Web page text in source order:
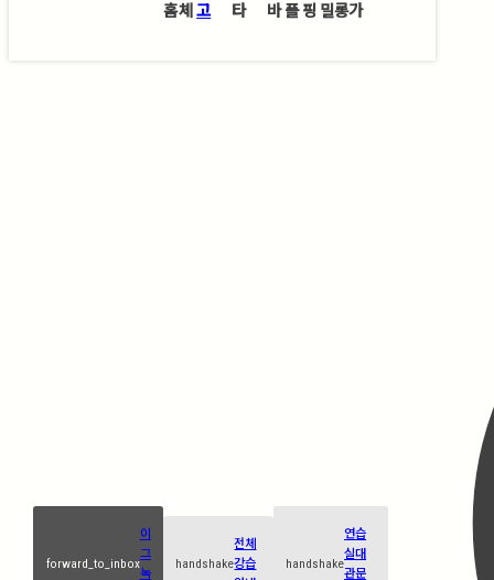
홈체 고
타
바 플 핑 밀롱가
forward_to_inbox
이
그
녹
handshake
전체
강습
handshake
연습
실대
관문